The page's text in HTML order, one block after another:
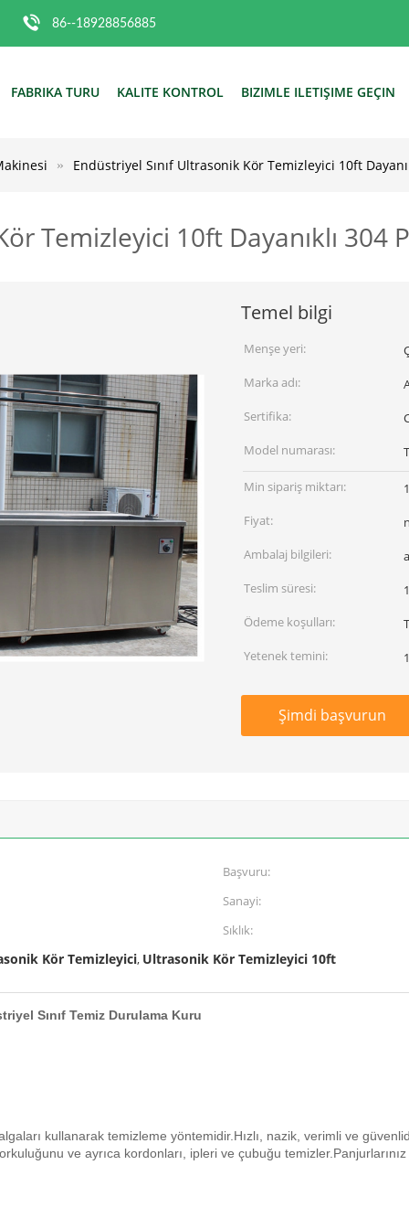
86--18928856885
FABRIKA TURU KALITE KONTROL BIZIMLE ILETIŞIME GEÇIN
Endüstriyel Sınıf Ultrasonik Kör Temizleyici 10ft
Temizleyici 10ft Dayanıklı
Temel bilgi
Menşe yeri:
Marka adı:
Sertifika:
Model numarası:
Min sipariş miktarı:
Fiyat:
Ambalaj bilgileri:
Teslim süresi:
Ödeme koşulları:
Yetenek temini:
Şimdi başvurun
Başvuru:
Sanayi:
Sıklık:
Kör Temizleyici, Ultrasonik Kör Temizleyici 10ft
Sınıf Temiz Durulama Kuru
kullanarak temizleme yöntemidir.Hızlı, nazik, verimli ve
ve ayrıca kordonları, ipleri ve çubuğu